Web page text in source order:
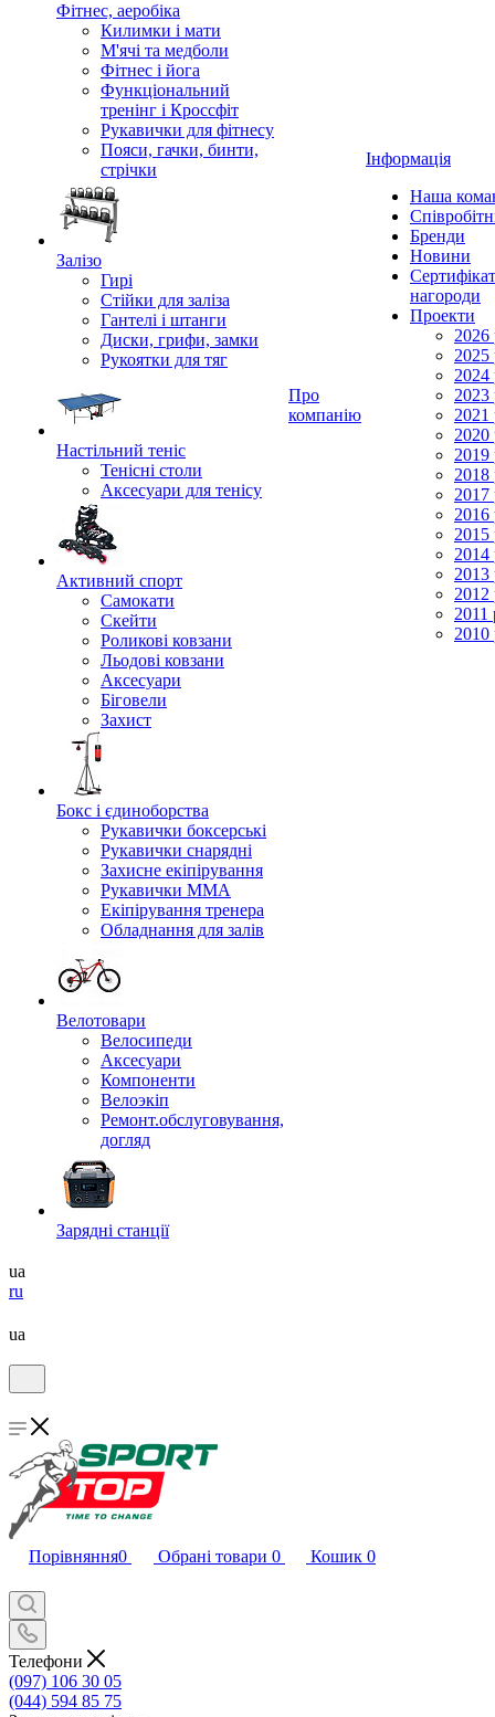
Фітнес, аеробіка
Килимки і мати
М'ячі та медболи
Фітнес і йога
Функціональний
тренінг і Кроссфіт
Рукавички для фітнесу
Пояси, гачки, бинти,
стрічки
Залізо
Гирі
Стійки для заліза
Гантелі і штанги
Диски, грифи, замки
Рукоятки для тяг
Настільний теніс
Тенісні столи
Аксесуари для тенісу
Активний спорт
Самокати
Скейти
Роликові ковзани
Льодові ковзани
Аксесуари
Біговели
Захист
Бокс і єдиноборства
Рукавички боксерські
Рукавички снарядні
Захисне екіпірування
Рукавички ММА
Екіпірування тренера
Обладнання для залів
Велотовари
Велосипеди
Аксесуари
Компоненти
Велоэкіп
Ремонт.обслуговування,
догляд
Зарядні станції
Про
компанію
Інформація
Наша
Бренди
Новини
нагороди
Проекти
2026
2025
2024
2023
2021
2020
2019
2018
2017
2016
2015
2014
2013
2012
2011
2010
ua
ru
ua
Порівняння0 Обрані товари 0 Кошик 0
Телефони
(097) 106 30 05
(044) 594 85 75